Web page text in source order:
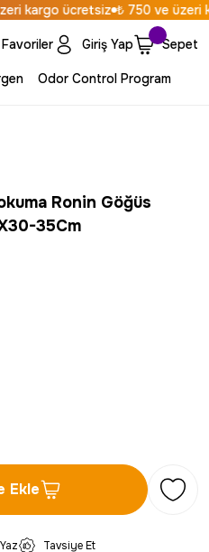
kargo ücretsiz ₺ 750 ve üzeri
Favoriler Giriş Yap Sepet
Odor Control Program
Ronin Göğüs
35Cm
Ekle
Tavsiye Et